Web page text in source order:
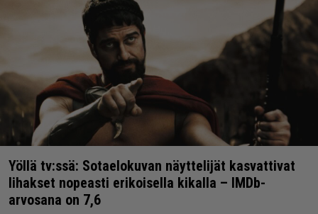
Yöllä tv:ssä: Sotaelokuvan näyttelijät kasvattivat
lihakset nopeasti erikoisella kikalla – IMDb-
arvosana on 7,6